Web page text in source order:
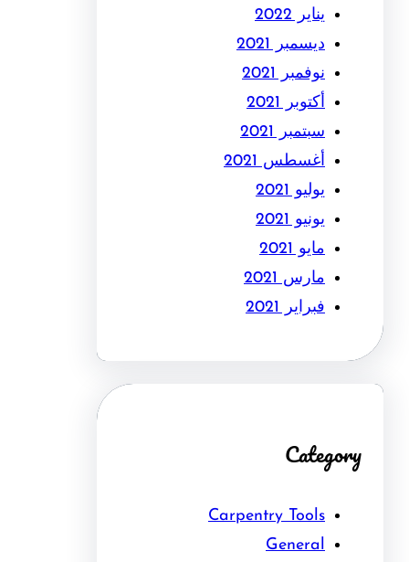
يناير 2022
ديسمبر 2021
نوفمبر 2021
أكتوبر 2021
سبتمبر 2021
أغسطس 2021
يوليو 2021
يونيو 2021
مايو 2021
مارس 2021
فبراير 2021
Category
Carpentry Tools
General